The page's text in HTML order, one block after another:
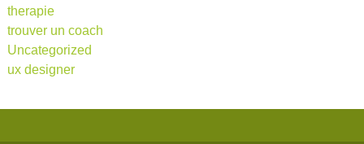
therapie
trouver un coach
Uncategorized
ux designer